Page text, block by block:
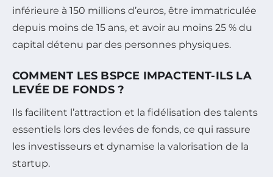
inférieure à 150 millions d’euros, être immatriculée
depuis moins de 15 ans, et avoir au moins 25 % du
capital détenu par des personnes physiques.
COMMENT LES BSPCE IMPACTENT-ILS LA
LEVÉE DE FONDS ?
Ils facilitent l’attraction et la fidélisation des talents
essentiels lors des levées de fonds, ce qui rassure
les investisseurs et dynamise la valorisation de la
startup.